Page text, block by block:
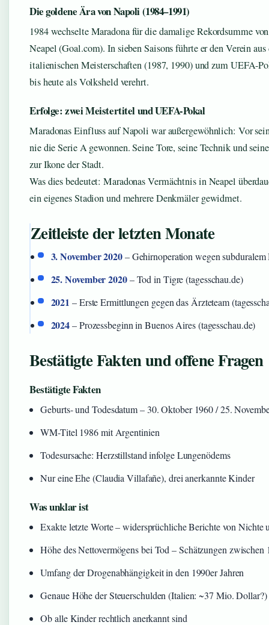
Die goldene Ära von Napoli (1984–1991)
1984 wechselte Maradona für die damalige Rekordsumme
Neapel (Goal.com). In sieben Saisons führte er den Verein
italienischen Meisterschaften (1987, 1990) und zum UEFA-
bis heute als Volksheld verehrt.
Erfolge: zwei Meistertitel und UEFA-Pokal
Maradonas Einfluss auf Napoli war außergewöhnlich: Vor
nie die Serie A gewonnen. Seine Tore, seine Technik und
zur Ikone der Stadt.
Was dies bedeutet: Maradonas Vermächtnis in Neapel
ein eigenes Stadion und mehrere Denkmäler gewidmet.
Zeitleiste der letzten Monate
3. November 2020– Gehirnoperation wegen subduralem
25. November 2020– Tod in Tigre (tagesschau.de)
2021 – Erste Ermittlungen gegen das Ärzteteam
2024– Prozessbeginn in Buenos Aires (tagesschau.de)
Bestätigte Fakten und offene Fragen
Bestätigte Fakten
Geburts- und Todesdatum – 30. Oktober 1960 / 25.
WM-Titel 1986 mit Argentinien
Todesursache: Herzstillstand infolge Lungenödems
Nur eine Ehe (Claudia Villafañe), drei anerkannte Kinder
Was unklar ist
Exakte letzte Worte – widersprüchliche Berichte von Nichte
Höhe des Nettovermögens bei Tod – Schätzungen
Umfang der Drogenabhängigkeit in den 1990er Jahren
Genaue Höhe der Steuerschulden (Italien: ~37 Mio. Dollar?)
Ob alle Kinder rechtlich anerkannt sind